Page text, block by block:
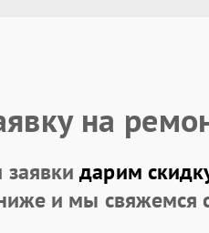
на
заявкидарим
и мы